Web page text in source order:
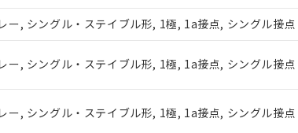
ー, シングル・ステイブル形, 1極, 1a接点, シングル接
ー, シングル・ステイブル形, 1極, 1a接点, シングル接
ー, シングル・ステイブル形, 1極, 1a接点, シングル接